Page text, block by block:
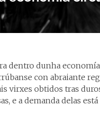
dentro dunha
con abraiante
virxes obtidos tras
e a demanda delas